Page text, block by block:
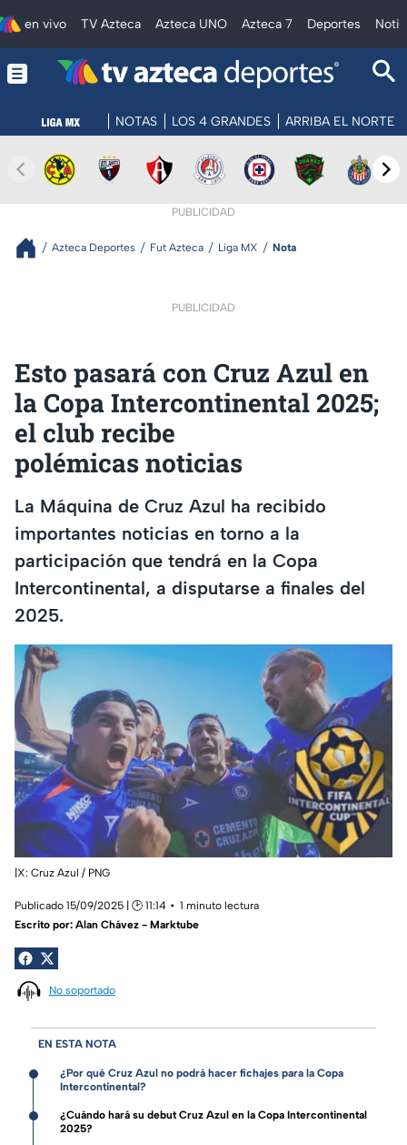
en vivo TV Azteca Azteca UNO Azteca 7 Deportes
NOTAS LOS 4 GRANDES ARRIBA EL NORTE
PUBLICIDAD
Azteca Deportes Fut Azteca Liga MX Nota
PUBLICIDAD
Esto pasará con Cruz Azul en
la Copa Intercontinental 2025;
el club recibe
polémicas noticias
La Máquina de Cruz Azul ha recibido
importantes noticias en torno a la
participación que tendrá en la Copa
Intercontinental, a disputarse a finales del
2025.
|X: Cruz Azul / PNG
Publicado 15/09/2025 | 🕑 11:14
1 minuto lectura
Escrito por: Alan Chávez - Marktube
No soportado
EN ESTA NOTA
¿Por qué Cruz Azul no podrá hacer fichajes para la Copa
Intercontinental?
¿Cuándo hará su debut Cruz Azul en la Copa Intercontinental
2025?